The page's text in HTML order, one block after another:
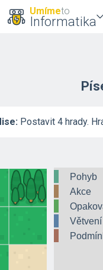
Umímeto
Informatika
Postavit 4 hrady.
Pohyb
Akce
Větvení